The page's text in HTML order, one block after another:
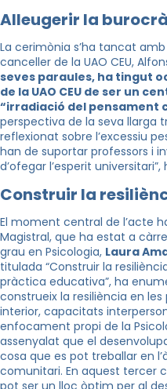
Alleugerir la
La cerimònia s’ha tancat
canceller de la UAO CEU,
seves paraules, ha tingut
de la UAO CEU de ser un
“irradiació del pensament
perspectiva de la seva llarga
reflexionat sobre l’excessiu
han de suportar professors i
d’ofegar l’esperit
Construir la
El moment central de l’acte
Magistral, que ha estat a
grau en Psicologia, Laura
titulada “Construir la
pràctica educativa”, ha
construeix la resiliència en
interior, capacitats
enfocament propi de la
assenyalat que el
cosa que es pot treballar en
comunitari. En aquest tercer
pot ser un lloc òptim per al